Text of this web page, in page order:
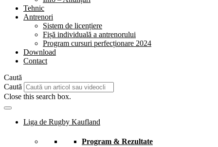
Tehnic
Antrenori
Sistem de licențiere
Fișă individuală a antrenorului
Program cursuri perfecționare 2024
Download
Contact
Caută
Caută
Close this search box.
Liga de Rugby Kaufland
Program & Rezultate